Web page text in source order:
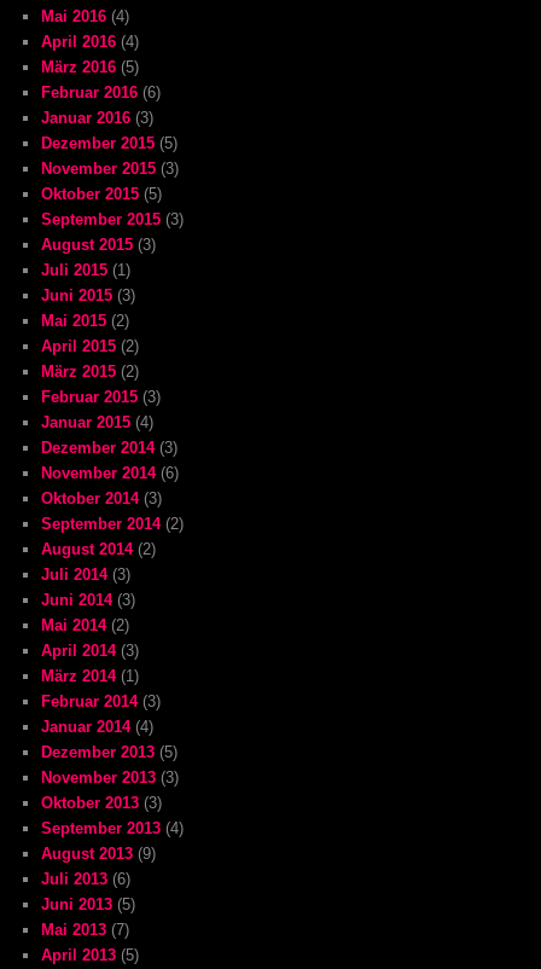
Mai 2016 (4)
April 2016 (4)
März 2016 (5)
Februar 2016 (6)
Januar 2016 (3)
Dezember 2015 (5)
November 2015 (3)
Oktober 2015 (5)
September 2015 (3)
August 2015 (3)
Juli 2015 (1)
Juni 2015 (3)
Mai 2015 (2)
April 2015 (2)
März 2015 (2)
Februar 2015 (3)
Januar 2015 (4)
Dezember 2014(3)
November 2014(6)
Oktober 2014(3)
September 2014(2)
August 2014(2)
Juli 2014(3)
Juni 2014(3)
Mai 2014(2)
April 2014(3)
März 2014(1)
Februar 2014(3)
Januar 2014(4)
Dezember 2013 (5)
November 2013 (3)
Oktober 2013 (3)
September 2013 (4)
August 2013 (9)
Juli 2013 (6)
Juni 2013 (5)
Mai 2013 (7)
April 2013 (5)